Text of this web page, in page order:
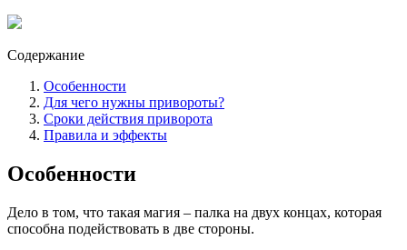
Содержание
Особенности
Для чего нужны привороты?
Сроки действия приворота
Правила и эффекты
Особенности
Дело в том, что такая магия – палка на двух концах, которая
способна подействовать в две стороны.